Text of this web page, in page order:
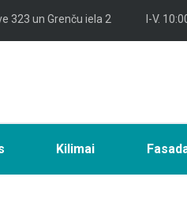
323 un Grenču iela 2 I-V.
Kilimai